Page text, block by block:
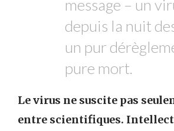
message – un
depuis la nuit
un pur
pure mort.
Le virus ne suscite pas
entre scientifiques.